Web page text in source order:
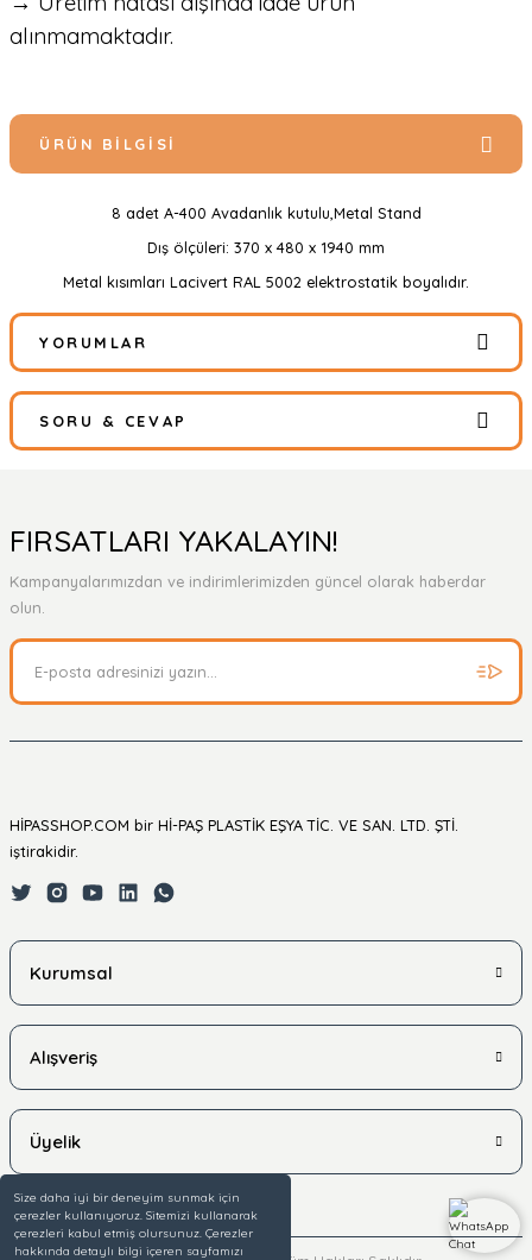
Size daha iyi bir deneyim sunmak için
çerezler kullanıyoruz. Sitemizi kullanarak
çerezleri kabul etmiş olursunuz. Çerezler
hakkında detaylı bilgi içeren sayfamızı
alınmamaktadır.
ÜRÜN BILGISI
8 adet A-400 Avadanlık kutulu,Metal Stand
Dış ölçüleri: 370 x 480 x 1940 mm
Metal kısımları Lacivert RAL 5002 elektrostatik boyalıdır.
YORUMLAR
Bu ürüne ilk yorumu siz yapın!
Yorum Yaz
SORU & CEVAP
Ürün hakkında henüz soru sorulmamış.
FIRSATLARI YAKALAYIN!
Kampanyalarımızdan ve indirimlerimizden güncel olarak haberdar
olun.
HİPASSHOP.COM bir Hİ-PAŞ PLASTİK EŞYA TİC. VE SAN. LTD. ŞTİ.
iştirakidir.
Kurumsal
Alışveriş
Üyelik